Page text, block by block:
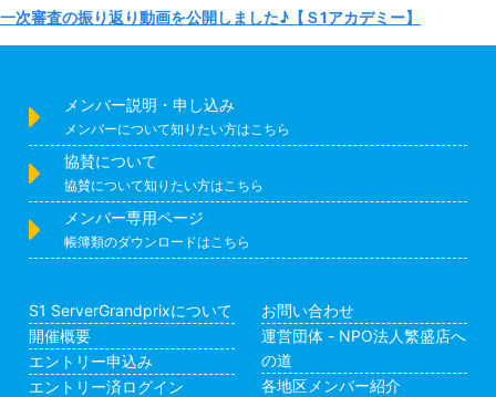
シ
ョ
一次審査の振り返り動画を公開しました♪【Ｓ1アカデミー】
メンバー説明・申し込み
メンバーについて知りたい方はこちら
協賛について
協賛について知りたい方はこちら
メンバー専用ページ
帳簿類のダウンロードはこちら
S1 ServerGrandprixについて
開催概要
エントリー申込み
エントリー済ログイン
お問い合わせ
運営団体 - NPO法人繁盛店へ
の道
各地区メンバー紹介